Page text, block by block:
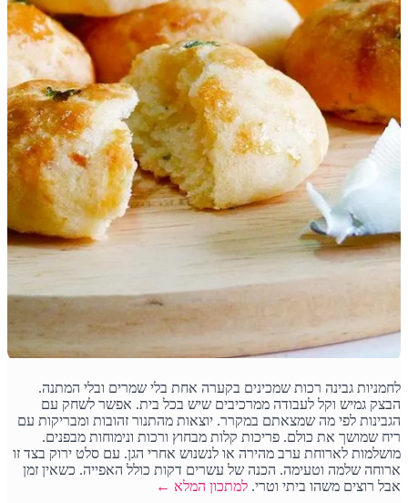
לחמניות גבינה רכות שמכינים בקערה אחת בלי שמרים ובלי המתנה.
הבצק גמיש וקל לעבודה ממרכיבים שיש בכל בית. אפשר לשחק עם
הגבינות לפי מה שמצאתם במקרר. יוצאות מהתנור זהובות ומבריקות עם
ריח שמושך את כולם. פריכות קלות מבחוץ ורכות ונימוחות מבפנים.
מושלמות לארוחת ערב מהירה או לנשנוש אחרי הגן. עם סלט ירוק בצד זו
ארוחה שלמה וטעימה. הכנה של עשרים דקות כולל האפייה. כשאין זמן
אבל רוצים משהו ביתי וטרי.למתכון המלא ←